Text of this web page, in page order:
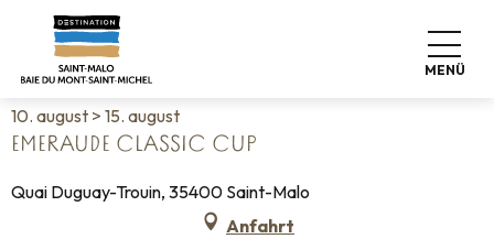
contenu
MENÜ
Startseite
Veranstaltungskalender
Emeraude Classic Cup
10. august > 15. august
EMERAUDE CLASSIC CUP
Quai Duguay-Trouin, 35400 Saint-Malo
Anfahrt